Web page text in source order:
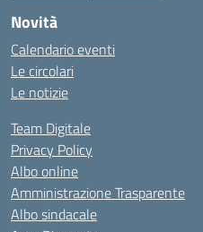
Novità
Calendario eventi
Le circolari
Le notizie
Team Digitale
Privacy Policy
Albo online
Amministrazione Trasparente
Albo sindacale